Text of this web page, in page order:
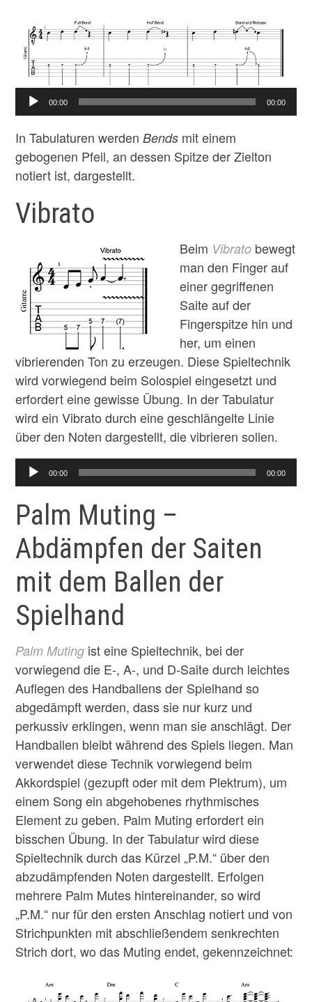
00:00 00:00
In Tabulaturen werdenBends mit einem
gebogenen Pfeil, an dessen Spitze der Zielton
notiert ist, dargestellt.
Vibrato
Beim Vibrato bewegt
man den Finger auf
einer gegriffenen
Saite auf der
Fingerspitze hin und
her, um einen
vibrierenden Ton zu erzeugen. Diese Spieltechnik
wird vorwiegend beim Solospiel eingesetzt und
erfordert eine gewisse Übung. In der Tabulatur
wird ein Vibrato durch eine geschlängelte Linie
über den Noten dargestellt, die vibrieren sollen.
Audio-
Player
00:00 00:00
Palm Muting –
Abdämpfen der Saiten
mit dem Ballen der
Spielhand
Palm Muting ist eine Spieltechnik, bei der
vorwiegend die E-, A-, und D-Saite durch leichtes
Auflegen des Handballens der Spielhand so
abgedämpft werden, dass sie nur kurz und
perkussiv erklingen, wenn man sie anschlägt. Der
Handballen bleibt während des Spiels liegen. Man
verwendet diese Technik vorwiegend beim
Akkordspiel (gezupft oder mit dem Plektrum), um
einem Song ein abgehobenes rhythmisches
Element zu geben. Palm Muting erfordert ein
bisschen Übung. In der Tabulatur wird diese
Spieltechnik durch das Kürzel „P.M.“ über den
abzudämpfenden Noten dargestellt. Erfolgen
mehrere Palm Mutes hintereinander, so wird
„P.M.“ nur für den ersten Anschlag notiert und von
Strichpunkten mit abschließendem senkrechten
Strich dort, wo das Muting endet, gekennzeichnet: